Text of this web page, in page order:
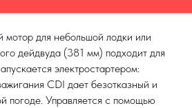
мотор для небольшой лодки или
дейдвуда (381 мм) подходит для
электростартером:
CDI дает безотказный и
погоде. Управляется с помощью